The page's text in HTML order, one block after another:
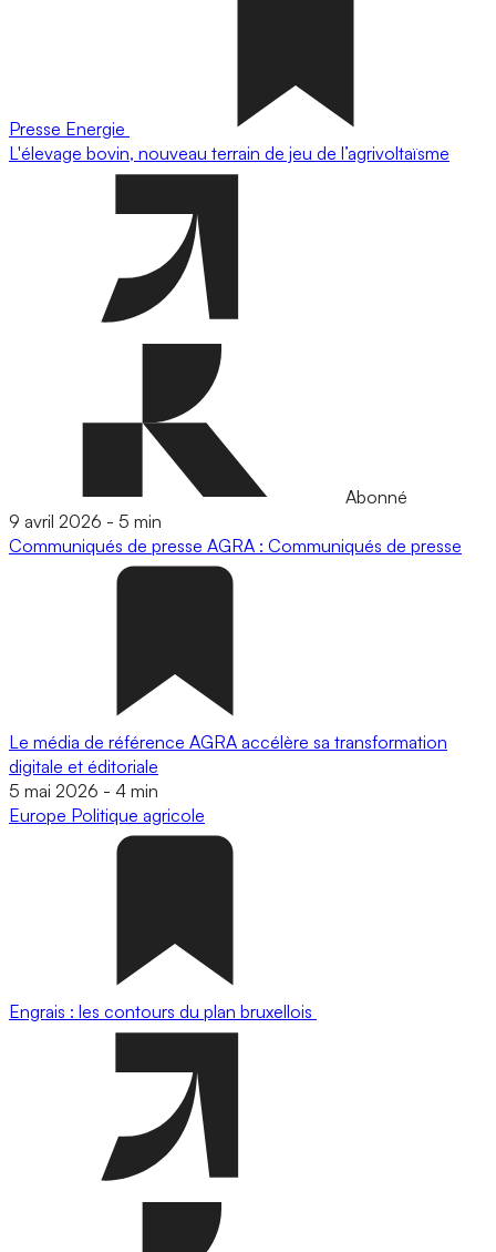
Presse Energie
L'élevage bovin, nouveau terrain de jeu de l’agrivoltaïsme
Abonné
9 avril 2026 - 5 min
Communiqués de presse AGRA : Communiqués de presse
Le média de référence AGRA accélère sa transformation
digitale et éditoriale
5 mai 2026 - 4 min
Europe Politique agricole
Engrais : les contours du plan bruxellois